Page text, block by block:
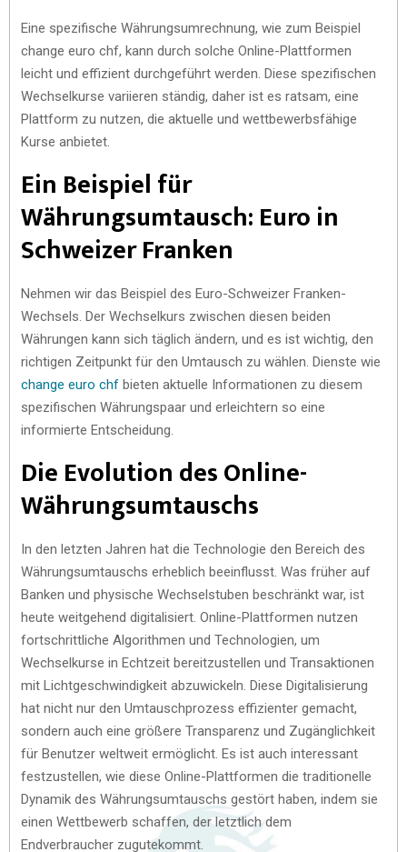
Eine spezifische Währungsumrechnung, wie zum Beispiel
change euro chf, kann durch solche Online-Plattformen
leicht und effizient durchgeführt werden. Diese spezifischen
Wechselkurse variieren ständig, daher ist es ratsam, eine
Plattform zu nutzen, die aktuelle und wettbewerbsfähige
Kurse anbietet.
Ein Beispiel für
Währungsumtausch: Euro in
Schweizer Franken
Nehmen wir das Beispiel des Euro-Schweizer Franken-
Wechsels. Der Wechselkurs zwischen diesen beiden
Währungen kann sich täglich ändern, und es ist wichtig, den
richtigen Zeitpunkt für den Umtausch zu wählen. Dienste wie
change euro chf bieten aktuelle Informationen zu diesem
spezifischen Währungspaar und erleichtern so eine
informierte Entscheidung.
Die Evolution des Online-
Währungsumtauschs
In den letzten Jahren hat die Technologie den Bereich des
Währungsumtauschs erheblich beeinflusst. Was früher auf
Banken und physische Wechselstuben beschränkt war, ist
heute weitgehend digitalisiert. Online-Plattformen nutzen
fortschrittliche Algorithmen und Technologien, um
Wechselkurse in Echtzeit bereitzustellen und Transaktionen
mit Lichtgeschwindigkeit abzuwickeln. Diese Digitalisierung
hat nicht nur den Umtauschprozess effizienter gemacht,
sondern auch eine größere Transparenz und Zugänglichkeit
für Benutzer weltweit ermöglicht. Es ist auch interessant
festzustellen, wie diese Online-Plattformen die traditionelle
Dynamik des Währungsumtauschs gestört haben, indem sie
einen Wettbewerb schaffen, der letztlich dem
Endverbraucher zugutekommt.